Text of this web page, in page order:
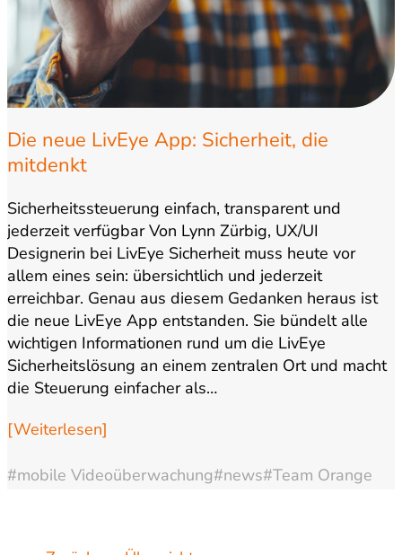
Die neue LivEye App: Sicherheit, die
mitdenkt
Sicherheitssteuerung einfach, transparent und
jederzeit verfügbar Von Lynn Zürbig, UX/UI
Designerin bei LivEye Sicherheit muss heute vor
allem eines sein: übersichtlich und jederzeit
erreichbar. Genau aus diesem Gedanken heraus ist
die neue LivEye App entstanden. Sie bündelt alle
wichtigen Informationen rund um die LivEye
Sicherheitslösung an einem zentralen Ort und macht
die Steuerung einfacher als…
[Weiterlesen]
#mobile Videoüberwachung#news#Team Orange